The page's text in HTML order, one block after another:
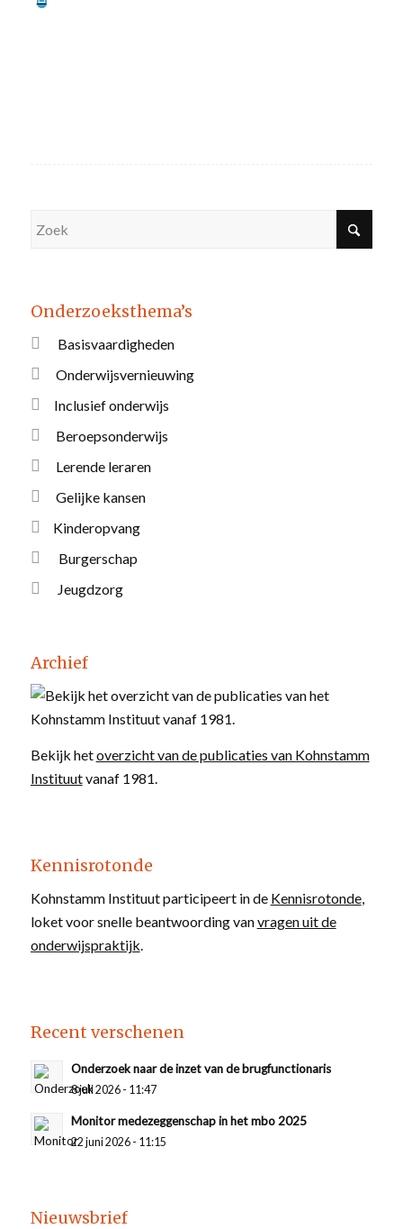
Onderzoeksthema’s
Basisvaardigheden
Onderwijsvernieuwing
Inclusief onderwijs
Beroepsonderwijs
Lerende leraren
Gelijke kansen
Kinderopvang
Burgerschap
Jeugdzorg
Archief
Bekijk hetoverzicht van de publicaties van Kohnstamm
Instituutvanaf 1981.
Kennisrotonde
Kohnstamm Instituut participeert in de Kennisrotonde,
loket voor snelle beantwoording vanvragen uit de
onderwijspraktijk.
Recent verschenen
Onderzoek naar de inzet van de brugfunctionaris
8 juli 2026 - 11:47
Monitor medezeggenschap in het mbo 2025
22 juni 2026 - 11:15
Nieuwsbrief